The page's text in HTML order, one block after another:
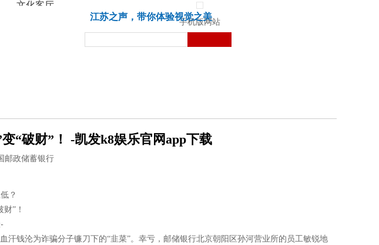
文化客厅
手机版网站
江苏之声，带你体验视觉之美
“破财”！ -凯发k8娱乐官网app下载
邮政储蓄银行
？
”！
汗钱沦为诈骗分子镰刀下的“韭菜”。幸亏，邮储银行北京朝阳区孙河营业所的员工敏锐地